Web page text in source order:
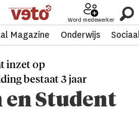
Word medewerker
Magazine Onderwijs
inzet op
bestaat 3 jaar
Student